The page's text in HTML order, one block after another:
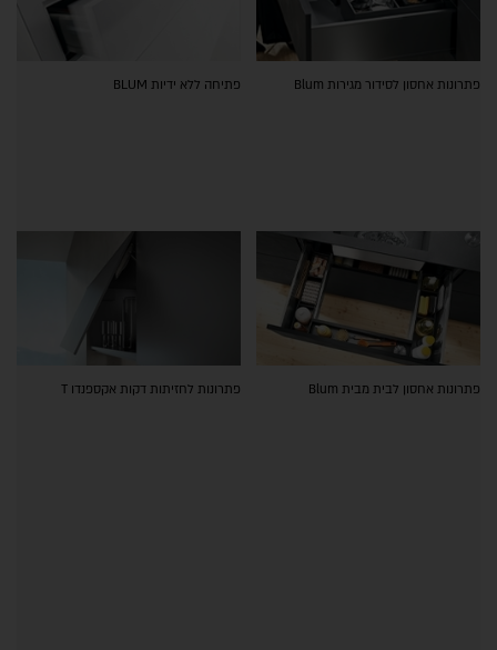
פתרונות אחסון לסידור מגירות Blum פתיחה ללא ידיות BLUM
פתרונות אחסון לבית מבית Blum פתרונות לחזיתות דקות אקספנדו T